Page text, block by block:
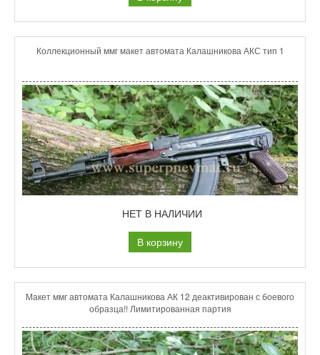
Коллекционный ммг макет автомата Калашникова АКС тип 1
НЕТ В НАЛИЧИИ
В корзину
Макет ммг автомата Калашникова АК 12 деактивирован с боевого
образца!! Лимитированная партия